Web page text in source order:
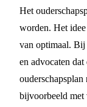
Het
worden. Het
van optimaal.
en advocaten
bijvoorbeeld met